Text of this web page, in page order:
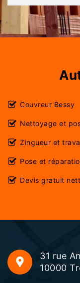
Couvreur Bessy
Nettoyage et
Zingueur et
Pose et
Devis gratuit
31 rue
10000